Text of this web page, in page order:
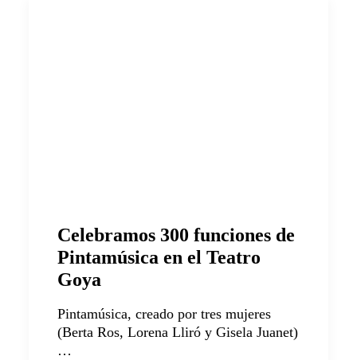
Celebramos 300 funciones de
Pintamúsica en el Teatro
Goya
Pintamúsica, creado por tres mujeres
(Berta Ros, Lorena Lliró y Gisela Juanet)
…